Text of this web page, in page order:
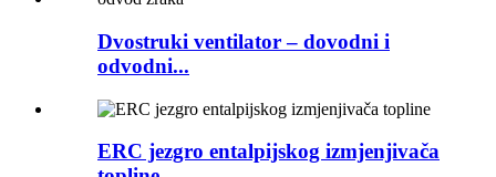
Dvostruki ventilator – dovodni i
odvodni...
ERC jezgro entalpijskog izmjenjivača